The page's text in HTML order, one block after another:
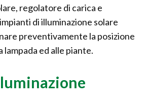
regolatore di carica e
di illuminazione solare
preventivamente la posizione
lampada ed alle piante.